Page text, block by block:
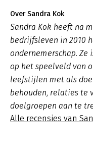
Over Sandra Kok
Sandra Kok heeft na
bedrijfsleven in 2010
ondernemerschap. Ze
op het speelveld van
leefstijlen met als
behouden, relaties te
doelgroepen aan te
Alle recensies van